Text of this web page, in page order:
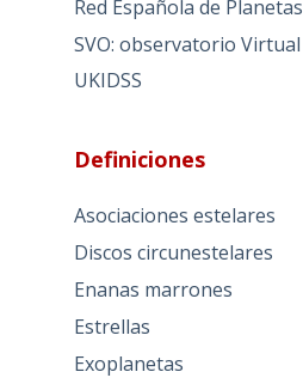
Red Española de Planetas
SVO: observatorio Virtual
UKIDSS
Definiciones
Asociaciones estelares
Discos circunestelares
Enanas marrones
Estrellas
Exoplanetas